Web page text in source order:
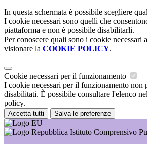
In questa schermata è possibile scegliere
I cookie necessari sono quelli che
piattaforma e non è possibile disabilitarli.
Per conoscere quali sono i cookie necessari
visionare la COOKIE POLICY.
Cookie necessari per il funzionamento
I cookie necessari per il funzionamento non
disabilitati. È possibile consultare l'elenco
policy.
Accetta tutti Salva le preferenze
Istituto Comprensivo